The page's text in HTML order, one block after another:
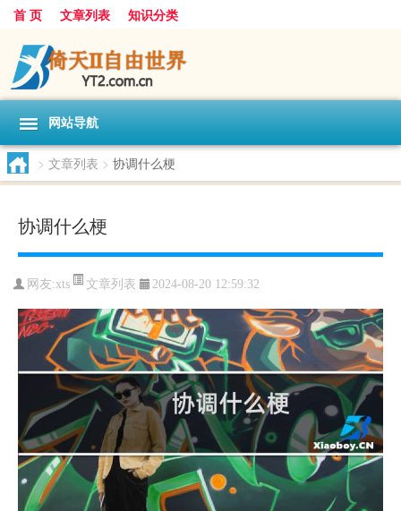
首 页 文章列表 知识分类
网站导航
> 文章列表 > 协调什么梗
协调什么梗
网友:xts 文章列表 2024-08-20 12:59:32